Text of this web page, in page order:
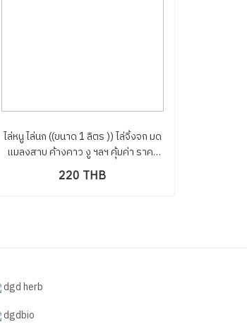
ไล่หนู ไล่นก ((ขนาด 1 ลิตร )) ไล่จิ้งจก มด
แมลงสาบ ค้างคาว งู ฯลฯ คุ้มค่า ราคา
โรงงาน
220 THB
dgd herb
dgdbio